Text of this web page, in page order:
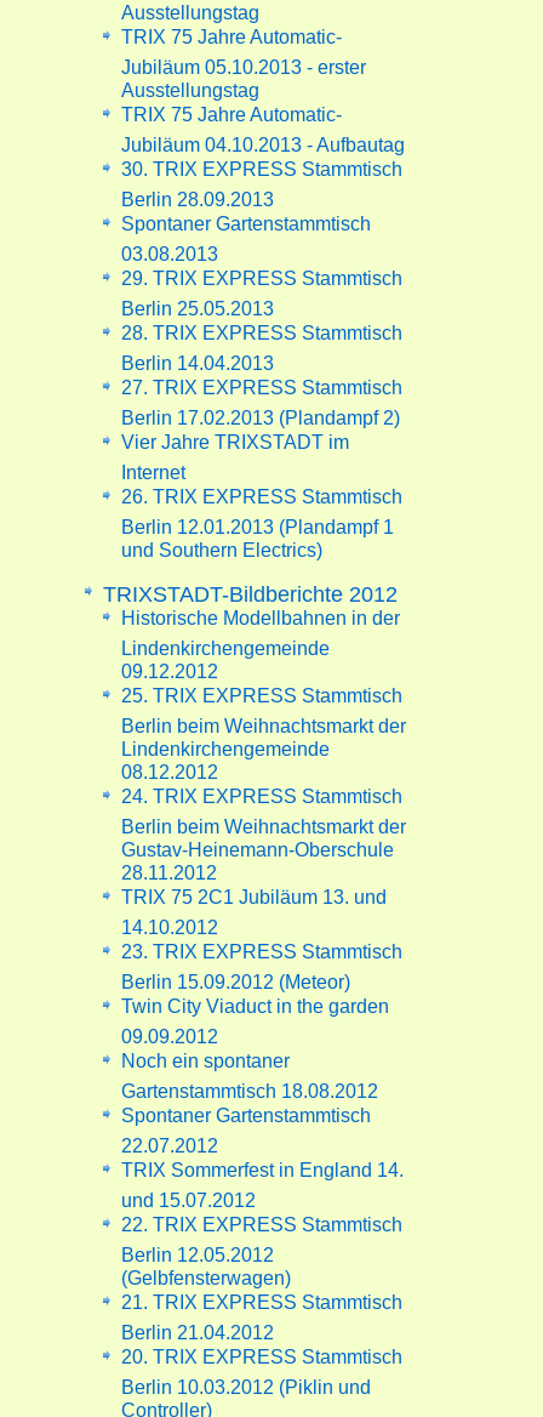
Ausstellungstag
TRIX 75 Jahre Automatic-
Jubiläum 05.10.2013 - erster
Ausstellungstag
TRIX 75 Jahre Automatic-
Jubiläum 04.10.2013 - Aufbautag
30. TRIX EXPRESS Stammtisch
Berlin 28.09.2013
Spontaner Gartenstammtisch
03.08.2013
29. TRIX EXPRESS Stammtisch
Berlin 25.05.2013
28. TRIX EXPRESS Stammtisch
Berlin 14.04.2013
27. TRIX EXPRESS Stammtisch
Berlin 17.02.2013 (Plandampf 2)
Vier Jahre TRIXSTADT im
Internet
26. TRIX EXPRESS Stammtisch
Berlin 12.01.2013 (Plandampf 1
und Southern Electrics)
TRIXSTADT-Bildberichte 2012
Historische Modellbahnen in der
Lindenkirchengemeinde
09.12.2012
25. TRIX EXPRESS Stammtisch
Berlin beim Weihnachtsmarkt der
Lindenkirchengemeinde
08.12.2012
24. TRIX EXPRESS Stammtisch
Berlin beim Weihnachtsmarkt der
Gustav-Heinemann-Oberschule
28.11.2012
TRIX 75 2C1 Jubiläum 13. und
14.10.2012
23. TRIX EXPRESS Stammtisch
Berlin 15.09.2012 (Meteor)
Twin City Viaduct in the garden
09.09.2012
Noch ein spontaner
Gartenstammtisch 18.08.2012
Spontaner Gartenstammtisch
22.07.2012
TRIX Sommerfest in England 14.
und 15.07.2012
22. TRIX EXPRESS Stammtisch
Berlin 12.05.2012
(Gelbfensterwagen)
21. TRIX EXPRESS Stammtisch
Berlin 21.04.2012
20. TRIX EXPRESS Stammtisch
Berlin 10.03.2012 (Piklin und
Controller)